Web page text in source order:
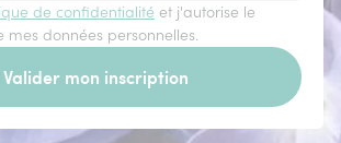
de confidentialité et j'autorise le
données personnelles.
Valider mon inscription